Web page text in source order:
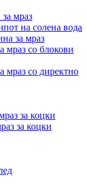
мраз
на солена вода
за мраз
мраз со блокови
мраз со директно
за коцки
за коцки